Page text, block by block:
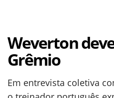
Weverton
Grêmio
Em entrevista coletiva